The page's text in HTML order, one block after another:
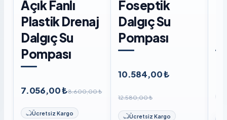
Açık Fanlı
Plastik Drenaj
Dalgıç Su
Pompası
7.056,00 ₺8.600,00 ₺
Ücretsiz Kargo
Foseptik
Dalgıç Su
Pompası
10.584,00 ₺
12.580,00 ₺
Ücretsiz Kargo